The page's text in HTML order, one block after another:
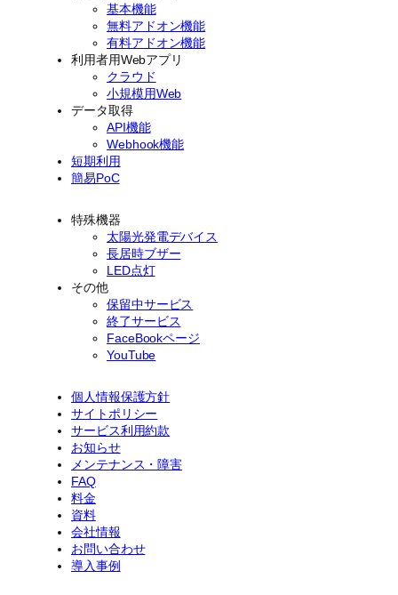
基本機能
無料アドオン機能
有料アドオン機能
利用者用Webアプリ
クラウド
小規模用Web
データ取得
API機能
Webhook機能
短期利用
簡易PoC
特殊機器
太陽光発電デバイス
長居時ブザー
LED点灯
その他
保留中サービス
終了サービス
FaceBookページ
YouTube
個人情報保護方針
サイトポリシー
サービス利用約款
お知らせ
メンテナンス・障害
FAQ
料金
資料
会社情報
お問い合わせ
導入事例